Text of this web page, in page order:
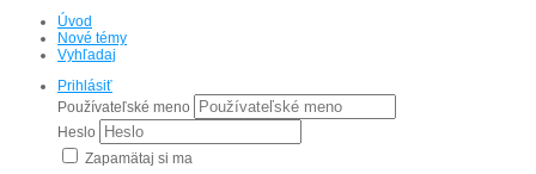
Úvod
Nové témy
Vyhľadaj
Prihlásiť
Používateľské meno
Heslo
Zapamätaj si ma